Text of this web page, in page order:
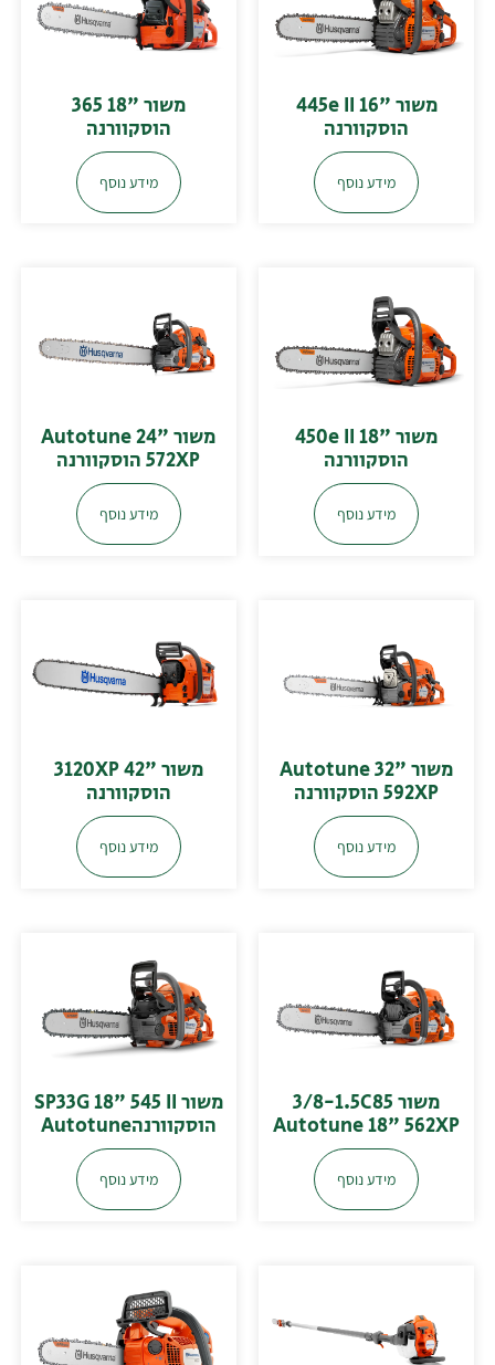
משור "16 445e II
הוסקוורנה
מידע נוסף
משור "18 365
הוסקוורנה
מידע נוסף
משור "18 450e II
הוסקוורנה
מידע נוסף
משור "24 Autotune
572XP הוסקוורנה
מידע נוסף
משור "32 Autotune
592XP הוסקוורנה
מידע נוסף
משור "42 3120XP
הוסקוורנה
מידע נוסף
משור 3/8-1.5C85
Autotune 18" 562XP
מידע נוסף
משור SP33G 18" 545 II
הוסקוורנהAutotune
מידע נוסף